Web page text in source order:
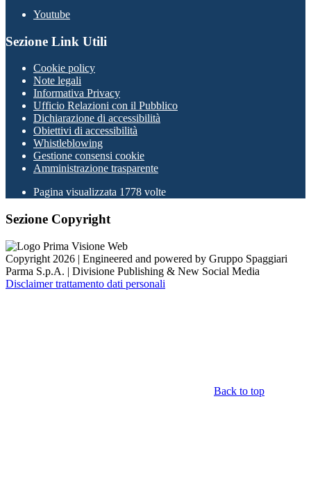
Youtube
Sezione Link Utili
Cookie policy
Note legali
Informativa Privacy
Ufficio Relazioni con il Pubblico
Dichiarazione di accessibilità
Obiettivi di accessibilità
Whistleblowing
Gestione consensi cookie
Amministrazione trasparente
Pagina visualizzata 1778 volte
Sezione Copyright
Copyright 2026 | Engineered and powered by Gruppo Spaggiari
Parma S.p.A. | Divisione Publishing & New Social Media
Disclaimer trattamento dati personali
Back to top